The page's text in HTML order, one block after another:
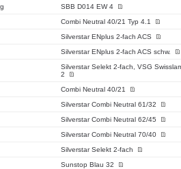
SBB D014 EW 4
Combi Neutral 40/21 Typ 4.1
Silverstar ENplus 2-fach ACS
Silverstar ENplus 2-fach ACS schw.
Silverstar Selekt 2-fach, VSG
2
Combi Neutral 40/21
Silverstar Combi Neutral 61/32
Silverstar Combi Neutral 62/45
Silverstar Combi Neutral 70/40
Silverstar Selekt 2-fach
Sunstop Blau 32